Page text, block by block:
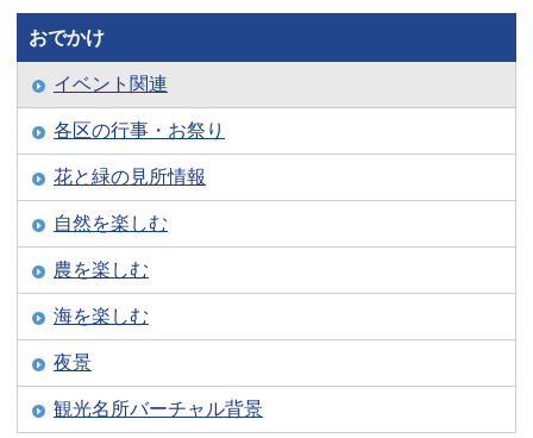
おでかけ
イベント関連
各区の行事・お祭り
花と緑の見所情報
自然を楽しむ
農を楽しむ
海を楽しむ
夜景
観光名所バーチャル背景